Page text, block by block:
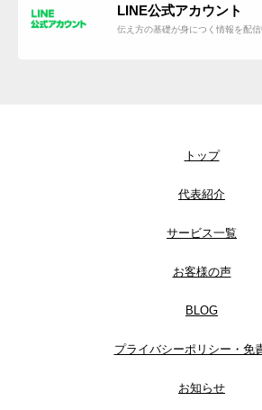
LINE公式アカウント
伝え方の基礎が身につく情報を配信
トップ
代表紹介
サービス一覧
お客様の声
BLOG
プライバシーポリシー・免
お知らせ